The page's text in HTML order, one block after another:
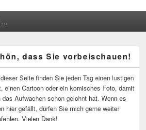
…
dass Sie vorbeischauen!
Seite finden Sie jeden Tag einen lustigen
einen Cartoon oder ein komisches Foto, damit
das Aufwachen schon gelohnt hat. Wenn es
hier gefällt, dürfen Sie mich gerne weiter
Vielen Dank!